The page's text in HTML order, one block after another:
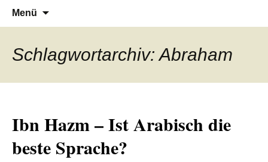
Al-Adala.de
Denn die Gerechtigkeit ist die Grundlage
von allem
Menü
Schlagwortarchiv: Abraham
Ibn Hazm – Ist Arabisch die
beste Sprache?